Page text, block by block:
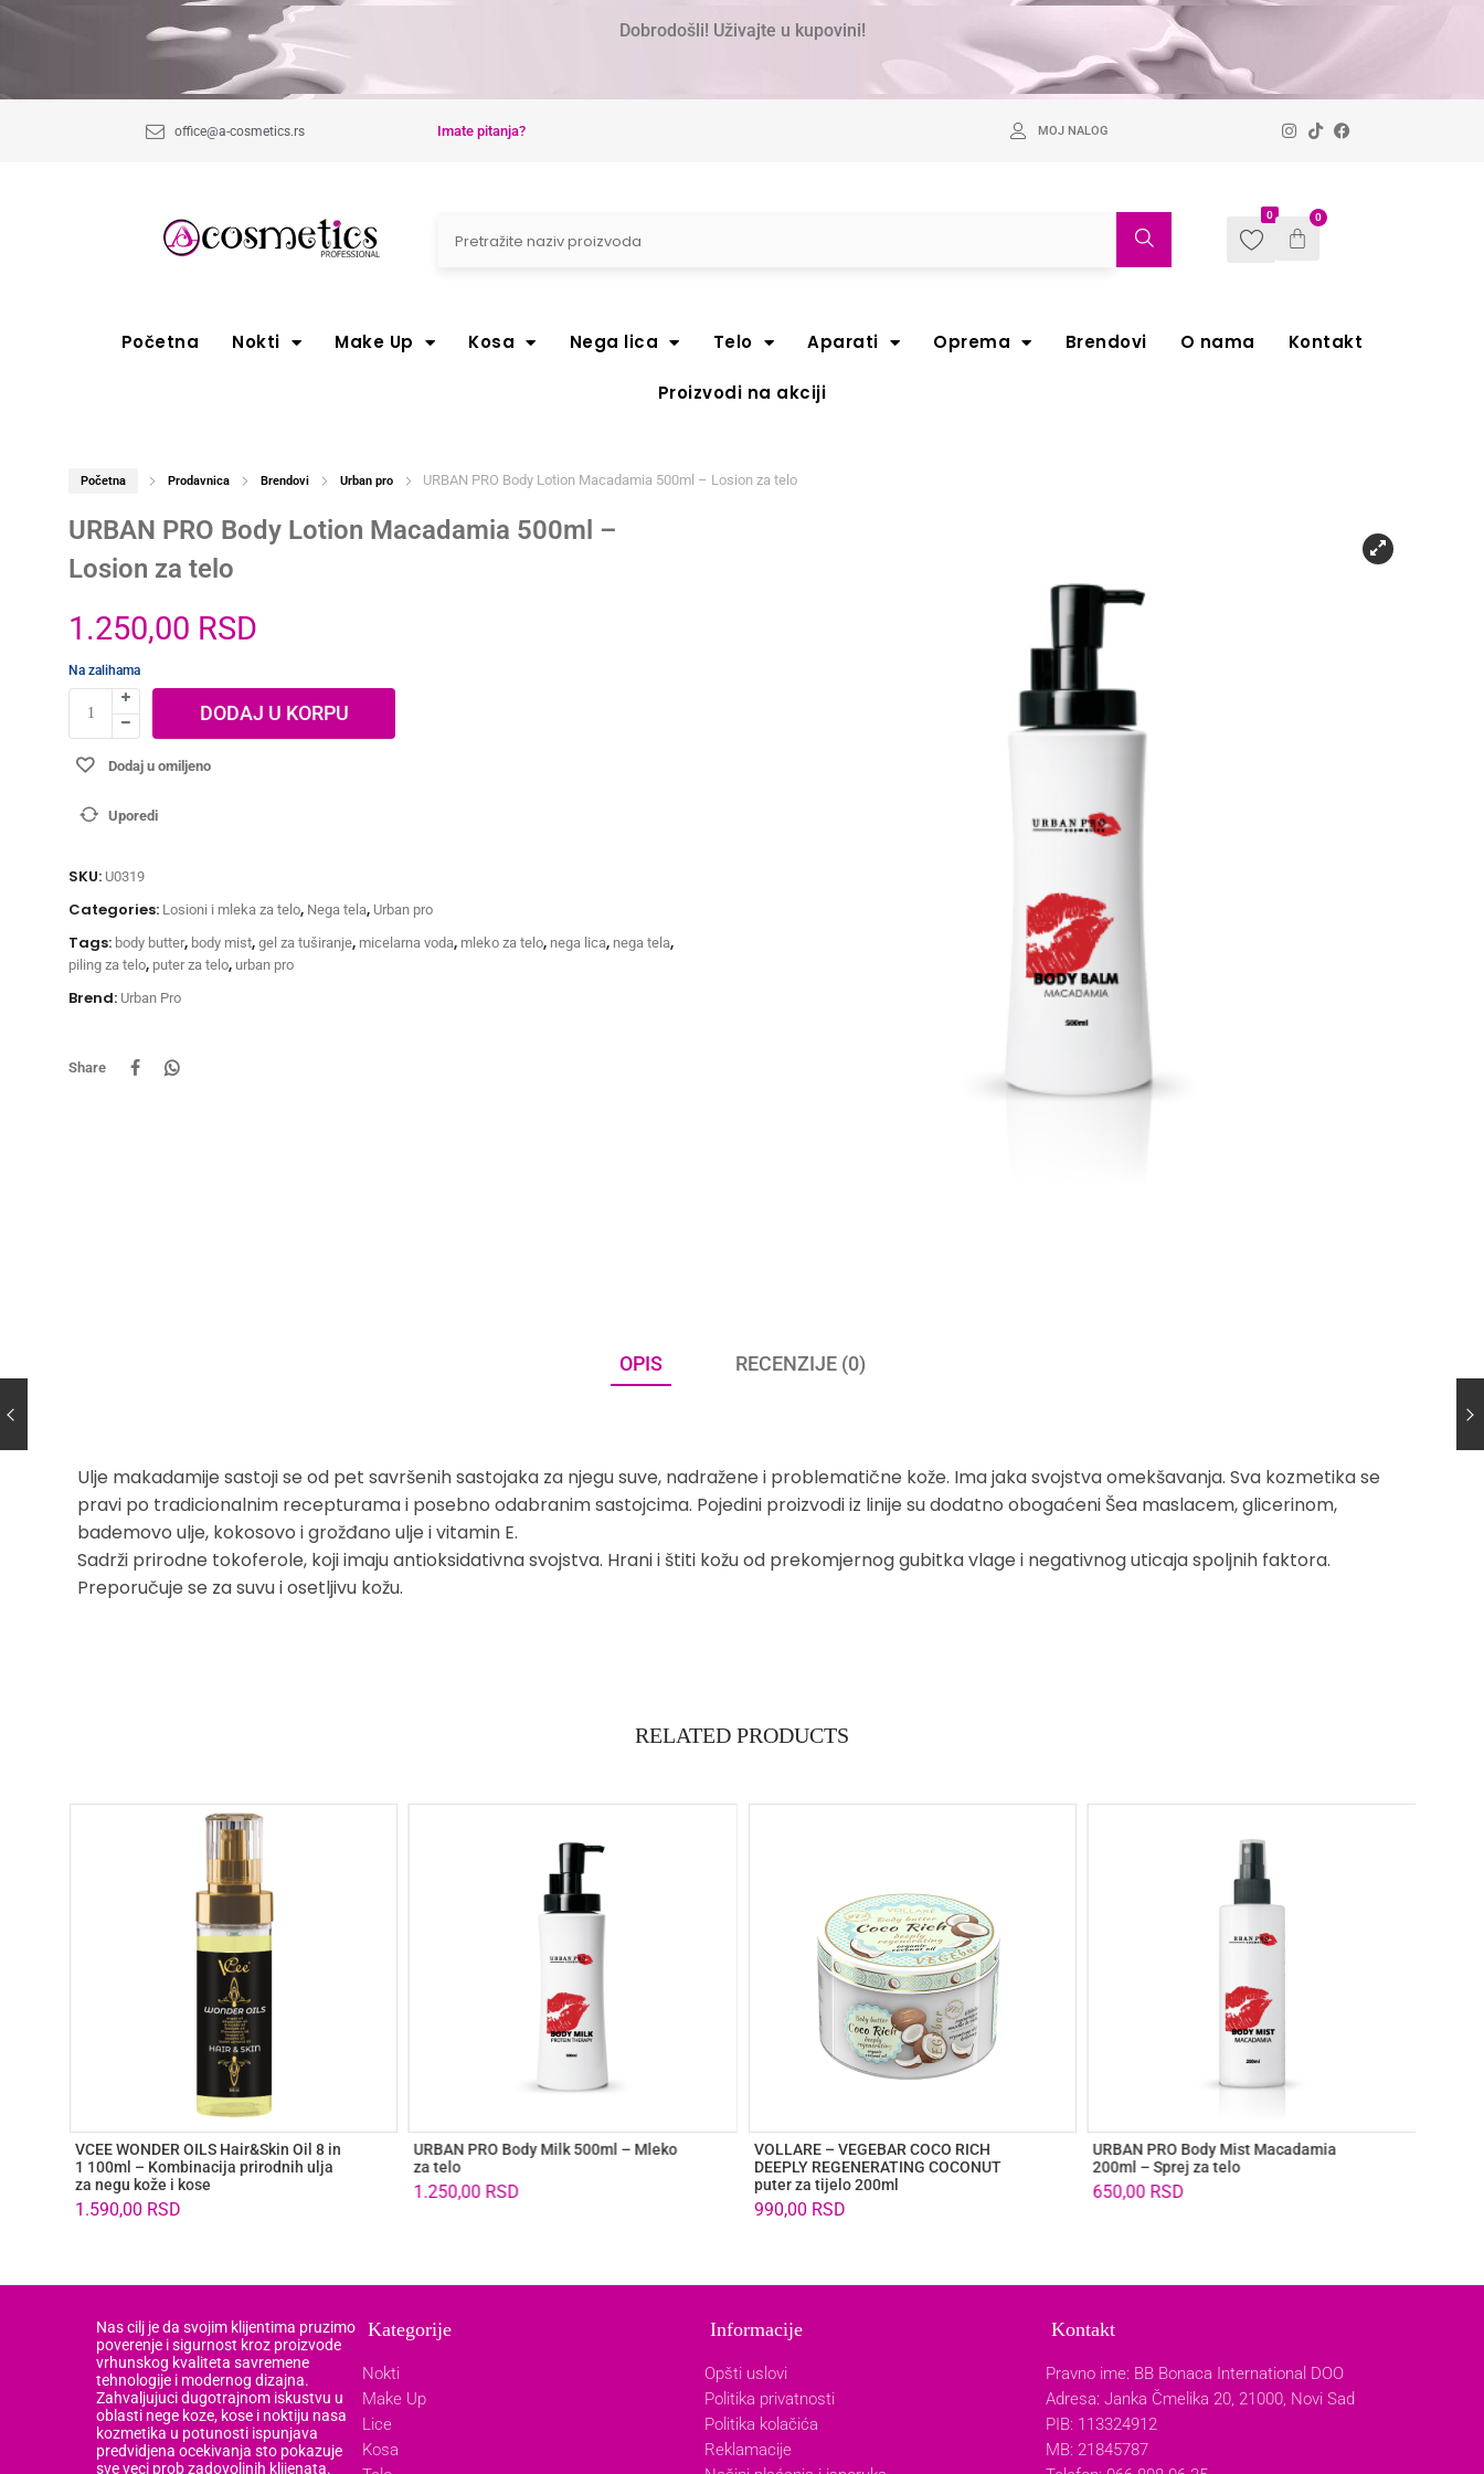
Dobrodošli! Uživajte u kupovini!
office@a-cosmetics.rs Imate pitanja? MOJ NALOG
0 0
Početna Nokti Make Up Kosa Nega lica Telo Aparati Oprema Brendovi O nama Kontakt
Proizvodi na akciji
Početna Prodavnica Brendovi Urban pro URBAN PRO Body Lotion Macadamia 500ml – Losion za telo
URBAN PRO Body Lotion Macadamia 500ml –
Losion za telo
1.250,00 RSD
Na zalihama
DODAJ U KORPU
Dodaj u omiljeno
Uporedi
SKU: U0319
Categories: Losioni i mleka za telo, Nega tela, Urban pro
Tags: body butter, body mist, gel za tuširanje, micelarna voda, mleko za telo, nega lica, nega tela,
piling za telo, puter za telo, urban pro
Brend: Urban Pro
Share
OPIS RECENZIJE (0)
Ulje makadamije sastoji se od pet savršenih sastojaka za njegu suve, nadražene i problematične kože. Ima jaka svojstva omekšavanja. Sva kozmetika se
pravi po tradicionalnim recepturama i posebno odabranim sastojcima. Pojedini proizvodi iz linije su dodatno obogaćeni Šea maslacem, glicerinom,
bademovo ulje, kokosovo i grožđano ulje i vitamin E.
Sadrži prirodne tokoferole, koji imaju antioksidativna svojstva. Hrani i štiti kožu od prekomjernog gubitka vlage i negativnog uticaja spoljnih faktora.
Preporučuje se za suvu i osetljivu kožu.
RELATED PRODUCTS
VCEE WONDER OILS Hair&Skin Oil 8 in
1 100ml – Kombinacija prirodnih ulja
za negu kože i kose
1.590,00 RSD
URBAN PRO Body Milk 500ml – Mleko
za telo
1.250,00 RSD
VOLLARE – VEGEBAR COCO RICH
DEEPLY REGENERATING COCONUT
puter za tijelo 200ml
990,00 RSD
URBAN PRO Body Mist Macadamia
200ml – Sprej za telo
650,00 RSD
Nas cilj je da svojim klijentima pruzimo
poverenje i sigurnost kroz proizvode
vrhunskog kvaliteta savremene
tehnologije i modernog dizajna.
Zahvaljujuci dugotrajnom iskustvu u
oblasti nege koze, kose i noktiju nasa
kozmetika u potunosti ispunjava
predvidjena ocekivanja sto pokazuje
sve veci prob zadovoljnih klijenata.
Kategorije
Nokti
Make Up
Lice
Kosa
Informacije
Opšti uslovi
Politika privatnosti
Politika kolačića
Reklamacije
Kontakt
Pravno ime: BB Bonaca International DOO
Adresa: Janka Čmelika 20, 21000, Novi Sad
PIB: 113324912
MB: 21845787